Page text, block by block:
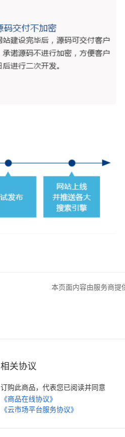
本页面内容由服务商提
相关协议
订购此商品，代表您已阅读并同意
《商品在线协议》
《云市场平台服务协议》